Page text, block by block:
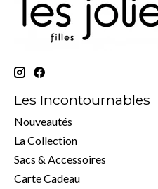
Les Incontournables
Nouveautés
La Collection
Sacs & Accessoires
Carte Cadeau